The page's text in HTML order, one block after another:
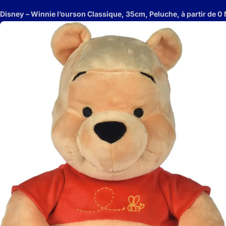
Disney – Winnie l’ourson Classique, 35cm, Peluche, à partir de 0